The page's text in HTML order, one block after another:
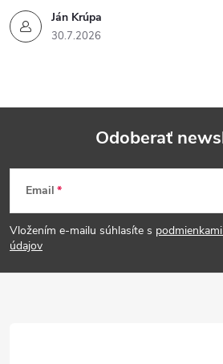
Ján Krúpa
30.7.2026
Z
á
p
Odoberať
Email
Vložením e-mailu súhlasíte s
údajov